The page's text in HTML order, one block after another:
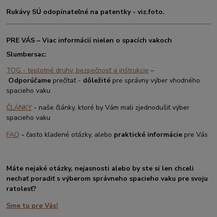
Rukávy SÚ odopínateľné na patentky - viz.foto.
PRE VÁS – Viac informácií nielen o spacích vakoch
Slumbersac:
TOG - teplotné druhy, bezpečnosť a inštrukcie –
Odporúčame prečítať - dôležité pre správny výber vhodného
spacieho vaku
ČLÁNKY - naše články, ktoré by Vám mali zjednodušiť výber
spacieho vaku
FAQ -často kladené otázky, alebo praktické informácie pre Vás
Máte nejaké otázky, nejasnosti alebo by ste si len chceli
nechať poradiť s výberom správneho spacieho vaku pre svoju
ratolesť?
Sme tu pre Vás!